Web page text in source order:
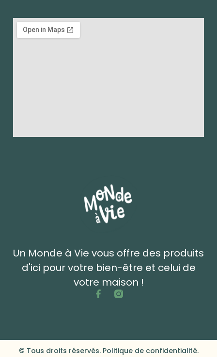
Un Monde à Vie vous offre des produits
d'ici pour votre bien-être et celui de
votre maison !
© Tous droits réservés. Politique de confidentialité.